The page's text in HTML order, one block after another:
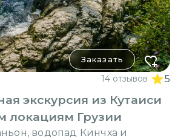
Заказать
14 отзывов 5
экскурсия из Кутаиси
локациям Грузии
водопад Кинчха и